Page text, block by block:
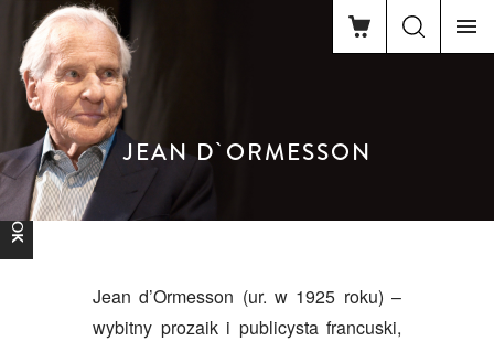
JEAN D`ORMESSON
FACEBOOK
Jean d’Ormesson (ur. w 1925 roku) –
wybitny prozaik i publicysta francuski,